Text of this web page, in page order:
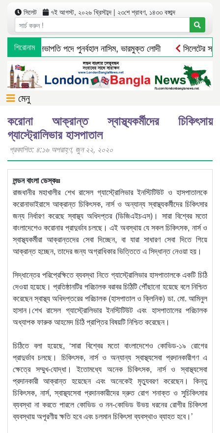
সিলেট ৭ই আগস্ট, ২০২৬ খ্রিস্টাব্দ | ২৩শে শ্রাবণ, ১৪৩৩ বঙ্গাব্দ
শিরোনাম
বিএনপির সভাপতি পদে পুনর্বহাল নাসিম, ভারমুক্ত লোদী সিলেটের
মেনু
করোনা আক্রান্ত স্বাস্থ্যকর্মীদের চিকিৎসায়
গ্যাস্ট্রোলিভার হাসপাতাল
প্রকাশিত: ৪:১৬ অপরাহ্ণ, জুন ২২, ২০২০
লন্ডন বাংলা ডেস্কঃঃ
রাজধানীর মহাখালীর শেখ রাসেল গ্যাস্ট্রোলিভার ইনস্টিটিউট ও হাসপাতালকে
করোনাভাইরাসে আক্রান্ত চিকিৎসক, নার্স ও অন্যান্য স্বাস্থ্যকর্মীদের চিকিৎসার
জন্য নির্ধারণ করেছে স্বাস্থ্য অধিদপ্তর (ডিজিএইচএস)। সারা বিশ্বের মতো
বাংলাদেশেও করোনার প্রাদুর্ভাব চলছে। এই অবস্থায় যে সকল চিকিৎসক, নার্স ও
স্বাস্থ্যকর্মীরা আক্রান্তদের সেবা দিচ্ছেন, বা যারা সাধারণ সেবা দিতে গিয়ে
আক্রান্ত হচ্ছেন, তাদের জন্য অগ্রাধিকার ভিত্তিতে এ সিদ্ধান্ত নেওয়া হয়।
সিদ্ধান্তের পরিপ্রেক্ষিতে ব্যবস্থা নিতে গ্যাস্ট্রোলিভার হাসপাতালকে একটি চিঠি
দেওয়া হয়েছে। প্রতিষ্ঠানটির পরিচালক বরাবর চিঠিটি পৌঁছানো হয়েছে বলে নিশ্চিত
করেছেন স্বাস্থ্য অধিদপ্তরের পরিচালক (হাসপাতাল ও ক্লিনিক) ডা. মো. আমিনুল
হাসান।শেখ রাসেল গ্যাস্ট্রোলিভার ইনস্টিটিউট এবং হাসপাতালের পরিচালক
অধ্যাপক ফারুক আহমেদ চিঠি প্রাপ্তির বিষয়টি নিশ্চিত করেছেন।
চিঠিতে বলা হয়েছে, ‘সারা বিশ্বের মতো বাংলাদেশেও কোভিড-১৯ রোগের
প্রাদুর্ভাব চলছে। চিকিৎসক, নার্স ও অন্যান্য স্বাস্থ্যসেবা প্রদানকারীগণ এ
ক্ষেত্রে সম্মুখ-যোদ্ধা। ইতোমধ্যে অনেক চিকিৎসক, নার্স ও স্বাস্থ্যসেবা
প্রদানকারী আক্রান্ত হয়েছেন এবং অনেকেই মৃত্যুবরণ করেছেন। কিন্তু
চিকিৎসক, নার্স, স্বাস্থ্যসেবা প্রদানকারীদের দ্রুত রোগ শনাক্ত ও সুচিকিৎসার
ব্যবস্থা না করতে পারলে কোভিড ও নন-কোভিড উভয় ধরনের রোগীর চিকিৎসা
ব্যবস্থায় অপূরণীয় ক্ষতি হবে এবং চলমান চিকিৎসা ব্যবস্থাও ব্যাহত হবে।’